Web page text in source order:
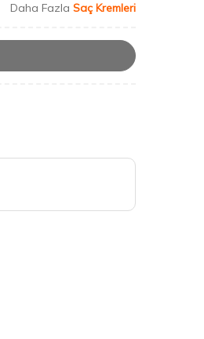
Daha Fazla Saç Kremleri